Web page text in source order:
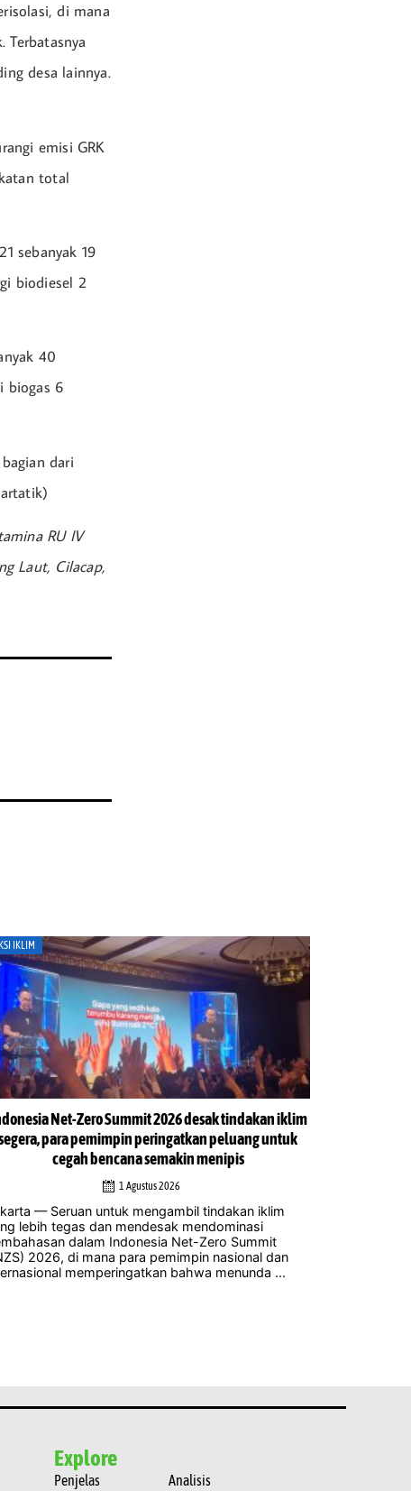
di mana
desa lainnya.
emisi GRK
total
sebanyak 19
biodiesel 2
40
biogas 6
dari
RU IV
Laut, Cilacap,
IKLIM
Net-Zero Summit 2026 desak tindakan iklim
para pemimpin peringatkan peluang untuk
cegah bencana semakin menipis
1 Agustus 2026
— Seruan untuk mengambil tindakan iklim
lebih tegas dan mendesak mendominasi
dalam Indonesia Net-Zero Summit
2026, di mana para pemimpin nasional dan
memperingatkan bahwa menunda ...
Explore
Penjelas Analisis